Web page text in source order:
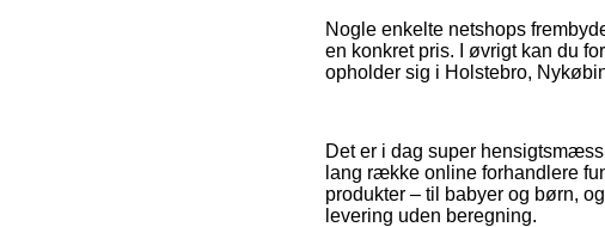
Nogle enkelte netshops
en konkret pris. I øvrigt kan du
opholder sig i Holstebro,
Det er i dag super
lang række online forhandlere
produkter – til babyer og børn,
levering uden beregning.